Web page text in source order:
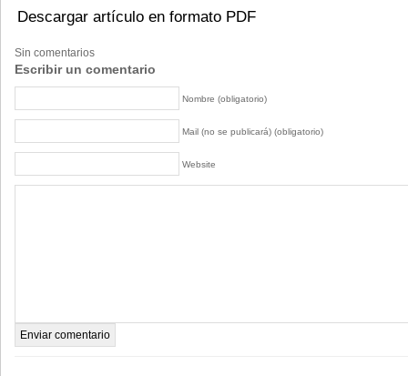
Descargar artículo en formato PDF
Sin comentarios
Escribir un comentario
Nombre (obligatorio)
Mail (no se publicará) (obligatorio)
Website